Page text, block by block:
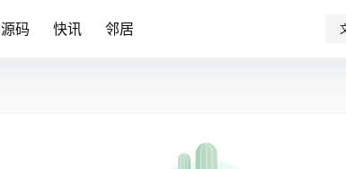
源码 快讯 邻居